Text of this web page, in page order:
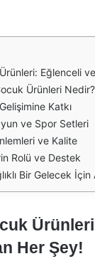
Eğlenceli
Ürünleri Nedir?
Katkı
ve Spor Setleri
ve Kalite
Rolü ve Destek
Bir Gelecek
Her Şey!